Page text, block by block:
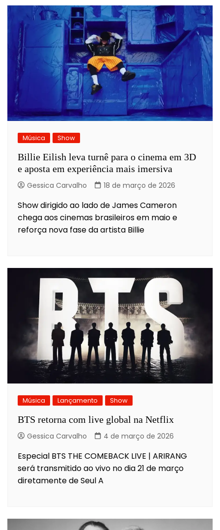
Música Show
Billie Eilish leva turnê para o cinema em 3D
e aposta em experiência mais imersiva
Gessica Carvalho 18 de março de 2026
Show dirigido ao lado de James Cameron
chega aos cinemas brasileiros em maio e
reforça nova fase da artista Billie
Música Lançamento Show
BTS retorna com live global na Netflix
Gessica Carvalho 4 de março de 2026
Especial BTS THE COMEBACK LIVE | ARIRANG
será transmitido ao vivo no dia 21 de março
diretamente de Seul A